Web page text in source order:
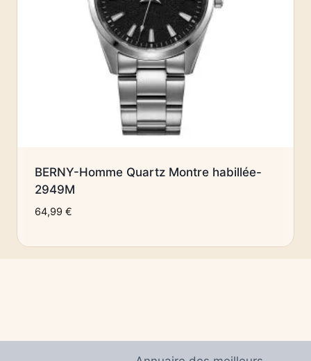
BERNY-Homme Quartz Montre habillée-
2949M
64,99 €